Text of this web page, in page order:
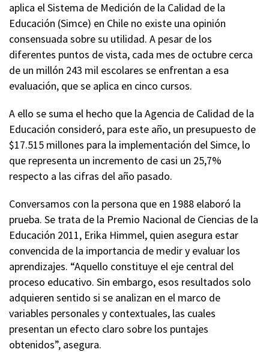
aplica el Sistema de Medición de la Calidad de la
Educación (Simce) en Chile no existe una opinión
consensuada sobre su utilidad. A pesar de los
diferentes puntos de vista, cada mes de octubre cerca
de un millón 243 mil escolares se enfrentan a esa
evaluación, que se aplica en cinco cursos.
A ello se suma el hecho que la Agencia de Calidad de la
Educación consideró, para este año, un presupuesto de
$17.515 millones para la implementación del Simce, lo
que representa un incremento de casi un 25,7%
respecto a las cifras del año pasado.
Conversamos con la persona que en 1988 elaboró la
prueba. Se trata de la Premio Nacional de Ciencias de la
Educación 2011, Erika Himmel, quien asegura estar
convencida de la importancia de medir y evaluar los
aprendizajes. “Aquello constituye el eje central del
proceso educativo. Sin embargo, esos resultados solo
adquieren sentido si se analizan en el marco de
variables personales y contextuales, las cuales
presentan un efecto claro sobre los puntajes
obtenidos”, asegura.